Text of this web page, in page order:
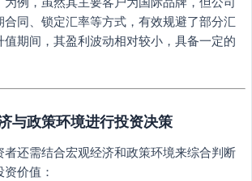
同、锁定汇率等方式，有效规避了部分汇
期间，其盈利波动相对较小，具备一定的
与政策环境进行投资决策
者还需结合宏观经济和政策环境来综合判断
价值：